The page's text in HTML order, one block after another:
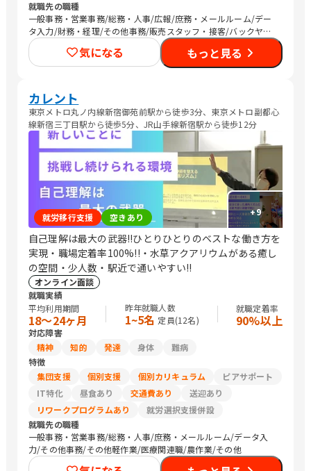
就職先の職種
一般事務・営業事務/総務・人事/広報/庶務・メールルーム/デー
タ入力/財務・経理/その他事務/販売スタッフ・接客/バックヤー
ド・商品管理/編集者/Web制作/デザイナー/SEプログラマ/社内情
報システム/その他IT/ヘルプデスク/建築土木設計・測量・積算・
施工管理/CADオペレーター/その他専門職/マーケティング・広告
気になる もっと見る
カレント
東京メトロ丸ノ内線新宿御苑前駅から徒歩3分、東京メトロ副都心
線新宿三丁目駅から徒歩5分、JR山手線新宿駅から徒歩12分
+9
就労移行支援 空きあり
自己理解は最大の武器!!ひとりひとりのベストな働き方を
実現・職場定着率100%!!・水草アクアリウムがある癒し
の空間・少人数・駅近で通いやすい!!
オンライン面談
就職実績
平均利用期間
18〜24ヶ月
昨年就職人数
1~5名 定員(12名)
就職定着率
90%以上
対応障害
精神
知的 発達 身体
難病
特徴
集団支援
個別支援 個別カリキュラム
ピアサポート
IT特化
昼食あり 交通費あり
送迎あり
リワークプログラムあり
就労選択支援併設
就職先の職種
一般事務・営業事務/総務・人事/庶務・メールルーム/データ入
力/その他事務/その他軽作業/医療関連職/農作業/その他